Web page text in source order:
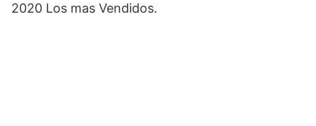
2020 Los mas Vendidos.